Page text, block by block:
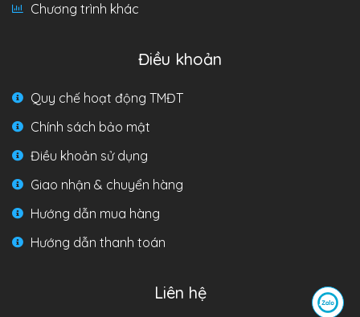
Chương trình khác
Điều khoản
Quy chế hoạt động TMĐT
Chính sách bảo mật
Điều khoản sử dụng
Giao nhận & chuyển hàng
Hướng dẫn mua hàng
Hướng dẫn thanh toán
Liên hệ